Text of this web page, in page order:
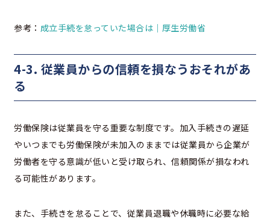
参考： 成立手続を怠っていた場合は｜厚生労働省
4-3. 従業員からの信頼を損なうおそれがあ
る
労働保険は従業員を守る重要な制度です。加入手続きの遅延
やいつまでも労働保険が未加入のままでは従業員から企業が
労働者を守る意識が低いと受け取られ、信頼関係が損なわれ
る可能性があります。
また、手続きを怠ることで、従業員退職や休職時に必要な給